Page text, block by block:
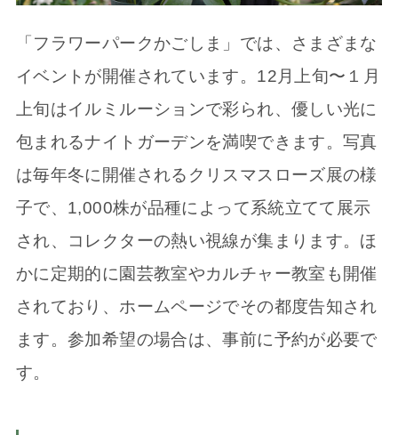
「フラワーパークかごしま」では、さまざまな
イベントが開催されています。12月上旬〜１月
上旬はイルミルーションで彩られ、優しい光に
包まれるナイトガーデンを満喫できます。写真
は毎年冬に開催されるクリスマスローズ展の様
子で、1,000株が品種によって系統立てて展示
され、コレクターの熱い視線が集まります。ほ
かに定期的に園芸教室やカルチャー教室も開催
されており、ホームページでその都度告知され
ます。参加希望の場合は、事前に予約が必要で
す。